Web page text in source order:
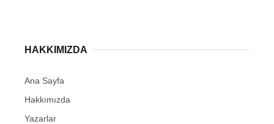
HAKKIMIZDA
Ana Sayfa
Hakkımızda
Yazarlar